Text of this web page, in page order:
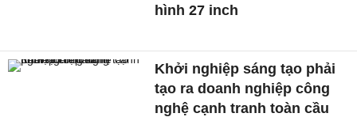
hình 27 inch
Khởi nghiệp sáng tạo phải
tạo ra doanh nghiệp công
nghệ cạnh tranh toàn cầu